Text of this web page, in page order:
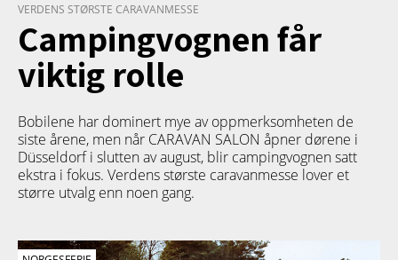
VERDENS STØRSTE CARAVANMESSE
Campingvognen får
viktig rolle
Bobilene har dominert mye av oppmerksomheten de
siste årene, men når CARAVAN SALON åpner dørene i
Düsseldorf i slutten av august, blir campingvognen satt
ekstra i fokus. Verdens største caravanmesse lover et
større utvalg enn noen gang.